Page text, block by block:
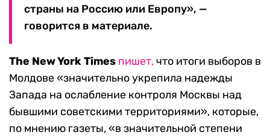
страны на Россию или Европу», —
говорится в материале.
The New York Times пишет,что итоги выборов в
Молдове «значительно укрепила надежды
Запада на ослабление контроля Москвы над
бывшими советскими территориями», которые,
по мнению газеты, «в значительной степени